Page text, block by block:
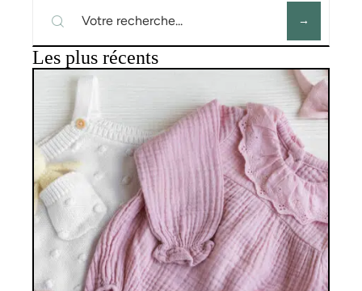
Les plus récents